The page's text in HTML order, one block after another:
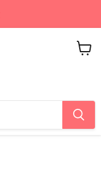
車